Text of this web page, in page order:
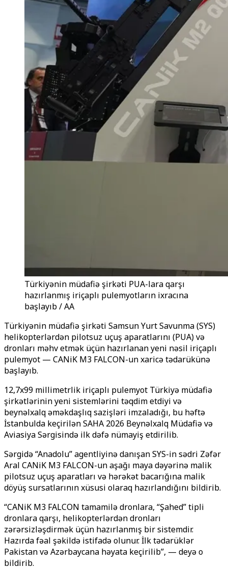
Türkiyənin müdafiə şirkəti PUA-lara qarşı
hazırlanmış iriçaplı pulemyotların ixracına
başlayıb / AA
Türkiyənin müdafiə şirkəti Samsun Yurt Savunma (SYS)
helikopterlərdən pilotsuz uçuş aparatlarını (PUA) və
dronları məhv etmək üçün hazırlanan yeni nəsil iriçaplı
pulemyot — CANiK M3 FALCON-un xaricə tədarükünə
başlayıb.
12,7x99 millimetrlik iriçaplı pulemyot Türkiyə müdafiə
şirkətlərinin yeni sistemlərini təqdim etdiyi və
beynəlxalq əməkdaşlıq sazişləri imzaladığı, bu həftə
İstanbulda keçirilən SAHA 2026 Beynəlxalq Müdafiə və
Aviasiya Sərgisində ilk dəfə nümayiş etdirilib.
Sərgidə “Anadolu” agentliyinə danışan SYS-in sədri Zəfər
Aral CANiK M3 FALCON-un aşağı maya dəyərinə malik
pilotsuz uçuş aparatları və hərəkət bacarığına malik
döyüş sursatlarının xüsusi olaraq hazırlandığını bildirib.
“CANiK M3 FALCON tamamilə dronlara, “Şahed” tipli
dronlara qarşı, helikopterlərdən dronları
zərərsizləşdirmək üçün hazırlanmış bir sistemdir.
Hazırda fəal şəkildə istifadə olunur. İlk tədarüklər
Pakistan və Azərbaycana həyata keçirilib”, — deyə o
bildirib.